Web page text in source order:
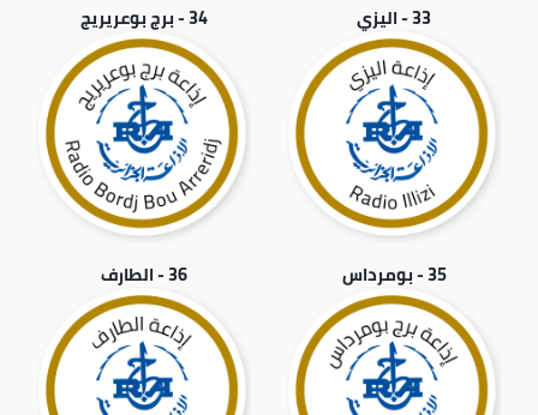
33 - اليزي 34 - برج بوعريريج
35 - بومرداس 36 - الطارف